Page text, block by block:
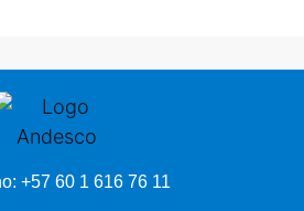
+57 60 1 616 76 11